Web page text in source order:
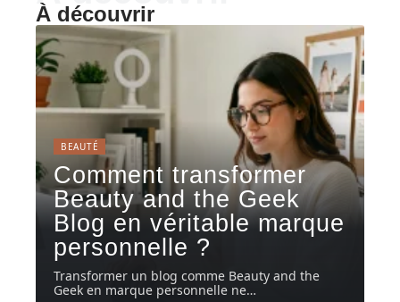
À découvrir
BEAUTÉ
Comment transformer
Beauty and the Geek
Blog en véritable marque
personnelle ?
Transformer un blog comme Beauty and the
Geek en marque personnelle ne…